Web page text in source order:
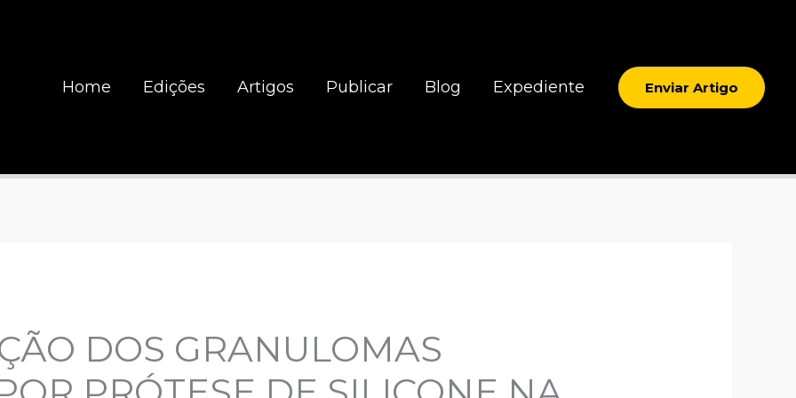
Home Edições Artigos Publicar Blog Expediente Enviar Artigo
DOS GRANULOMAS